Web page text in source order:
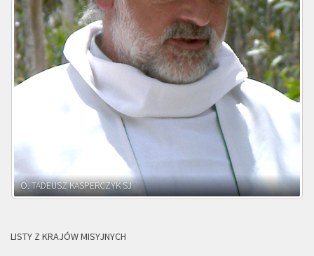
O. ADNRZEJ LEŚNIARA SJ
LISTY Z KRAJÓW MISYJNYCH